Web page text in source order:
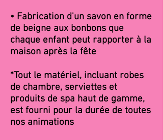
• Fabrication d'un savon en forme
de beigne aux bonbons que
chaque enfant peut rapporter à la
maison après la fête
*Tout le matériel, incluant robes
de chambre, serviettes et
produits de spa haut de gamme,
est fourni pour la durée de toutes
nos animations